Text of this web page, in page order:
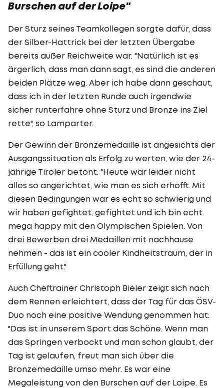
Burschen auf der Loipe"
Der Sturz seines Teamkollegen sorgte dafür, dass
der Silber-Hattrick bei der letzten Übergabe
bereits außer Reichweite war. "Natürlich ist es
ärgerlich, dass man dann sagt, es sind die anderen
beiden Plätze weg. Aber ich habe dann geschaut,
dass ich in der letzten Runde auch irgendwie
sicher runterfahre ohne Sturz und Bronze ins Ziel
rette", so Lamparter.
Der Gewinn der Bronzemedaille ist angesichts der
Ausgangssituation als Erfolg zu werten, wie der 24-
jährige Tiroler betont: "Heute war leider nicht
alles so angerichtet, wie man es sich erhofft. Mit
diesen Bedingungen war es echt so schwierig und
wir haben gefightet, gefightet und ich bin echt
mega happy mit den Olympischen Spielen. Von
drei Bewerben drei Medaillen mit nachhause
nehmen - das ist ein cooler Kindheitstraum, der in
Erfüllung geht."
Auch Cheftrainer Christoph Bieler zeigt sich nach
dem Rennen erleichtert, dass der Tag für das ÖSV-
Duo noch eine positive Wendung genommen hat:
"Das ist in unserem Sport das Schöne. Wenn man
das Springen verbockt und man schon glaubt, der
Tag ist gelaufen, freut man sich über die
Bronzemedaille umso mehr. Es war eine
Megaleistung von den Burschen auf der Loipe. Es